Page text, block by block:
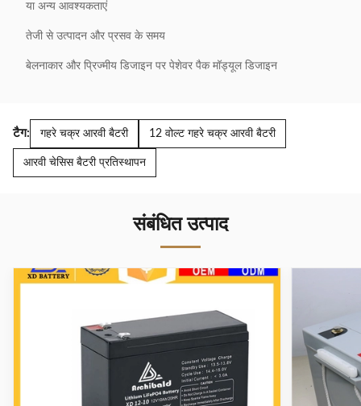
या अन्य आवश्यकताएं
तेजी से उत्पादन और प्रसव के समय
बेलनाकार और प्रिज्मीय डिजाइन पर पेशेवर पैक मॉड्यूल डिजाइन
टैग: गहरे चक्र आरवी बैटरी 12 वोल्ट गहरे चक्र आरवी बैटरी
आरवी चेसिस बैटरी प्रतिस्थापन
संबंधित उत्पाद